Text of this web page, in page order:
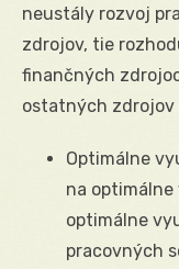
neustály rozvoj
zdrojov, tie
finančných
ostatných zdrojov
Optimálne
na
optimálne
pracovných